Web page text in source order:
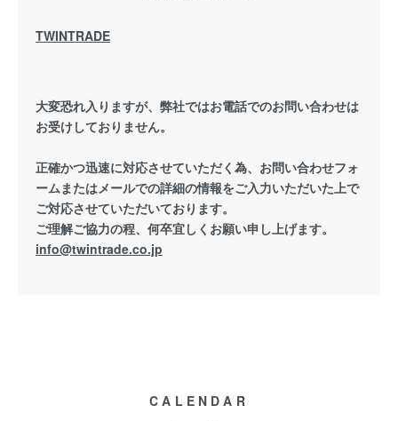
TWINTRADE
大変恐れ入りますが、弊社ではお電話でのお問い合わせは
お受けしておりません。
正確かつ迅速に対応させていただく為、お問い合わせフォ
ームまたはメールでの詳細の情報をご入力いただいた上で
ご対応させていただいております。
ご理解ご協力の程、何卒宜しくお願い申し上げます。
info@twintrade.co.jp
CALENDAR